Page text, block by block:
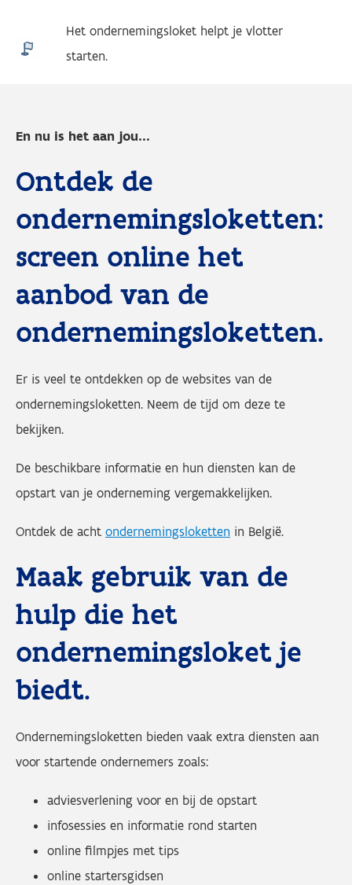
Het ondernemingsloket helpt je vlotter
starten.
En nu is het aan jou...
Ontdek de
ondernemingsloketten:
screen online het
aanbod van de
ondernemingsloketten.
Er is veel te ontdekken op de websites van de
ondernemingsloketten. Neem de tijd om deze te
bekijken.
De beschikbare informatie en hun diensten kan de
opstart van je onderneming vergemakkelijken.
Ontdek de acht ondernemingsloketten in België.
Maak gebruik van de
hulp die het
ondernemingsloket je
biedt.
Ondernemingsloketten bieden vaak extra diensten aan
voor startende ondernemers zoals:
adviesverlening voor en bij de opstart
infosessies en informatie rond starten
online filmpjes met tips
online startersgidsen